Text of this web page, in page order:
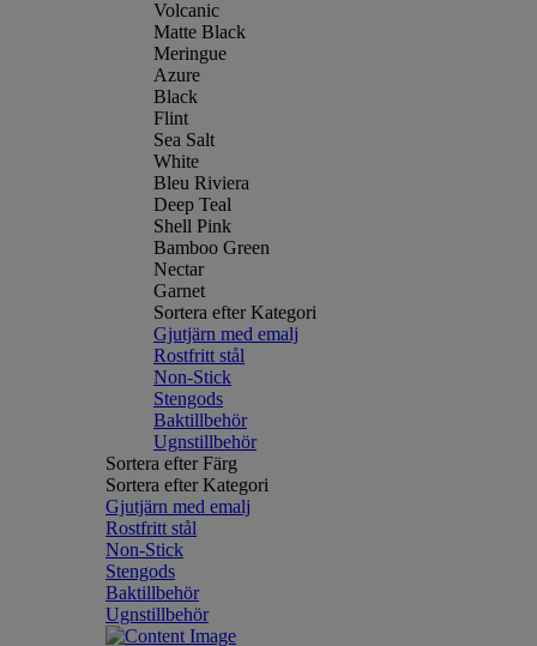
Volcanic
Matte Black
Meringue
Azure
Black
Flint
Sea Salt
White
Bleu Riviera
Deep Teal
Shell Pink
Bamboo Green
Nectar
Garnet
Sortera efter Kategori
Gjutjärn med emalj
Rostfritt stål
Non-Stick
Stengods
Baktillbehör
Ugnstillbehör
Sortera efter Färg
Sortera efter Kategori
Gjutjärn med emalj
Rostfritt stål
Non-Stick
Stengods
Baktillbehör
Ugnstillbehör